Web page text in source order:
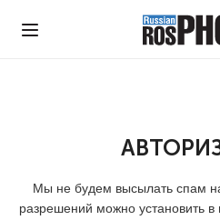
Мы не будем высылать спам
разрешений можно установить в